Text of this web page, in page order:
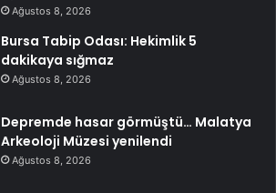
Ağustos 8, 2026
Bursa Tabip Odası: Hekimlik 5
dakikaya sığmaz
Ağustos 8, 2026
Depremde hasar görmüştü… Malatya
Arkeoloji Müzesi yenilendi
Ağustos 8, 2026